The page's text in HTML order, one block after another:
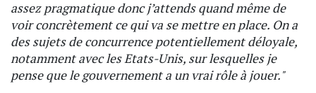
assez pragmatique donc j’attends quand même de
voir concrètement ce qui va se mettre en place. On a
des sujets de concurrence potentiellement déloyale,
notamment avec les Etats-Unis, sur lesquelles je
pense que le gouvernement a un vrai rôle à jouer."